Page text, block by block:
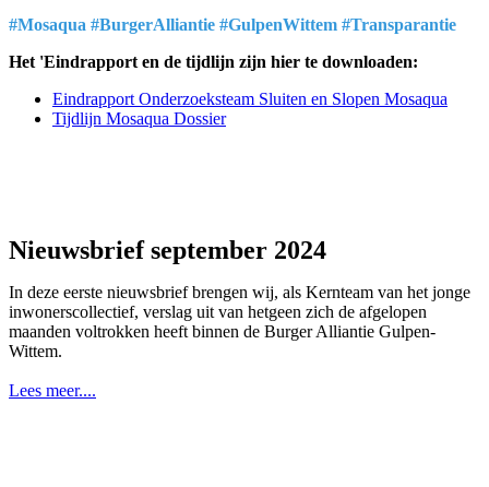
#Mosaqua #BurgerAlliantie #GulpenWittem #Transparantie
Het 'Eindrapport en de tijdlijn zijn hier te downloaden:
Eindrapport Onderzoeksteam Sluiten en Slopen Mosaqua
Tijdlijn Mosaqua Dossier
Nieuwsbrief september 2024
In deze eerste nieuwsbrief brengen wij, als Kernteam van het jonge
inwonerscollectief, verslag uit van hetgeen zich de afgelopen
maanden voltrokken heeft binnen de Burger Alliantie Gulpen-
Wittem.
Lees meer....